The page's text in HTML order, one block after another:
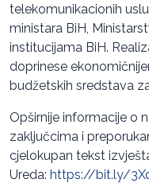
telekomunikacionih
ministara BiH,
institucijama BiH.
doprinese
budžetskih sredstava
Opširnije informacije o
zaključcima i
cjelokupan tekst
Ureda: https://bit.ly/